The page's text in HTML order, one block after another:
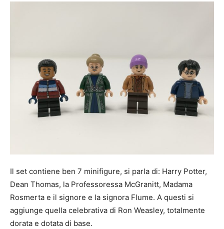
Il set contiene ben 7 minifigure, si parla di: Harry Potter,
Dean Thomas, la Professoressa McGranitt, Madama
Rosmerta e il signore e la signora Flume. A questi si
aggiunge quella celebrativa di Ron Weasley, totalmente
dorata e dotata di base.